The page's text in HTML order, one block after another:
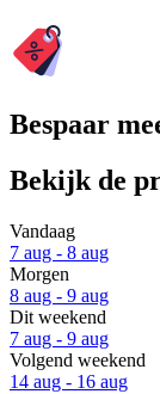
Bespaar
Bekijk de
Vandaag
7 aug - 8 aug
Morgen
8 aug - 9 aug
Dit weekend
7 aug - 9 aug
Volgend weekend
14 aug - 16 aug